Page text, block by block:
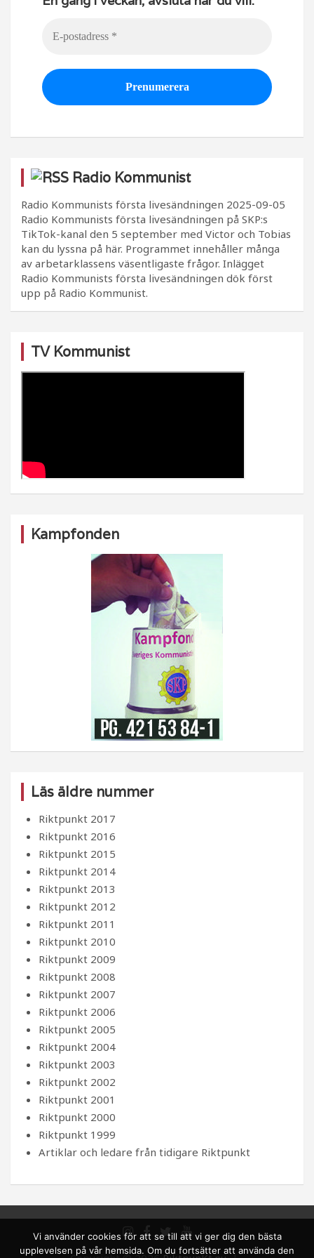
Radio Kommunist
Radio Kommunists första livesändningen 2025-09-05
Radio Kommunists första livesändningen på SKP:s
TikTok-kanal den 5 september med Victor och Tobias
kan du lyssna på här. Programmet innehåller många
av arbetarklassens väsentligaste frågor. Inlägget
Radio Kommunists första livesändningen dök först
upp på Radio Kommunist.
TV Kommunist
Kampfonden
Läs äldre nummer
Riktpunkt 2017
Riktpunkt 2016
Riktpunkt 2015
Riktpunkt 2014
Riktpunkt 2013
Riktpunkt 2012
Riktpunkt 2011
Riktpunkt 2010
Riktpunkt 2009
Riktpunkt 2008
Riktpunkt 2007
Riktpunkt 2006
Riktpunkt 2005
Riktpunkt 2004
Riktpunkt 2003
Riktpunkt 2002
Riktpunkt 2001
Riktpunkt 2000
Riktpunkt 1999
Artiklar och ledare från tidigare Riktpunkt
Vi använder cookies för att se till att vi ger dig den bästa
upplevelsen på vår hemsida. Om du fortsätter att använda den